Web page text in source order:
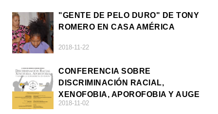
"GENTE DE PELO DURO" DE TONY
ROMERO EN CASA AMÉRICA
2018-11-22
CONFERENCIA SOBRE
DISCRIMINACIÓN RACIAL,
XENOFOBIA, APOROFOBIA Y AUGE
DE LA ULTRADERECHA EN EUROPA
2018-11-02